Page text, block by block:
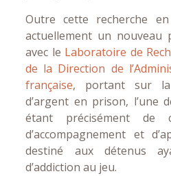
Outre cette recherche
actuellement un
avec le Laboratoire de
de la Direction de
française, portant sur
d’argent en prison, l’une
étant précisément de
d’accompagnement et
destiné aux détenus
d’addiction au jeu.